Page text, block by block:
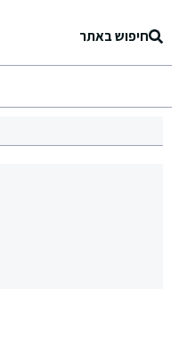
חיפוש באתר